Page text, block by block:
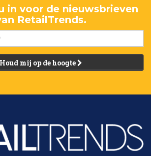
in voor de nieuwsbrieven
RetailTrends.
Houd mij op de hoogte